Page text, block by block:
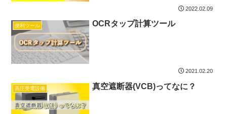
2022.02.09
便利ツール OCRタップ計算ツール
2021.02.20
高圧受電設備 真空遮断器(VCB)ってなに？